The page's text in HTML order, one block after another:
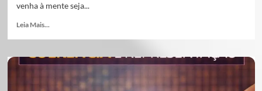
venha à mente seja...
Leia Mais...